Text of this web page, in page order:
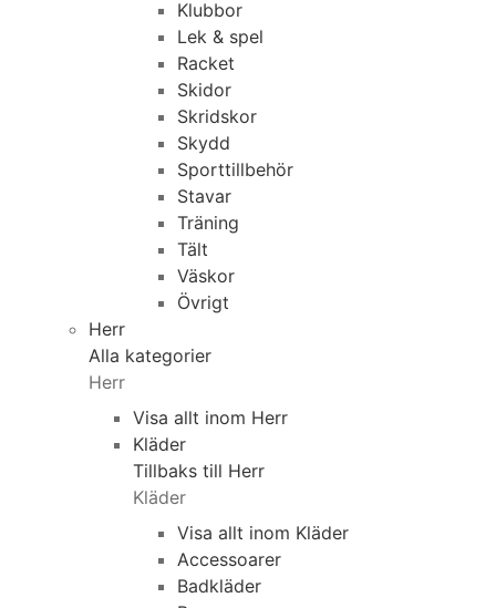
Klubbor
Lek & spel
Racket
Skidor
Skridskor
Skydd
Sporttillbehör
Stavar
Träning
Tält
Väskor
Övrigt
Herr
Alla kategorier
Herr
Visa allt inom Herr
Kläder
Tillbaks till Herr
Kläder
Visa allt inom Kläder
Accessoarer
Badkläder